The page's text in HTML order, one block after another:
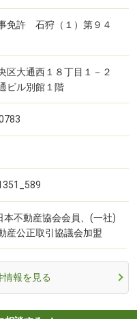
免許 石狩（１）第９４
区大通西１８丁目１－２
ビル別館１階
本不動産協会会員、(一社)
産公正取引協議会加盟
情報を見る